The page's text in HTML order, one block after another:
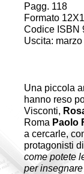
Pagg. 118
Formato
Codice ISBN
Uscita: marzo
Una piccola
hanno reso
Visconti,
Roma Paolo
a cercarle,
protagonisti
come potete
per